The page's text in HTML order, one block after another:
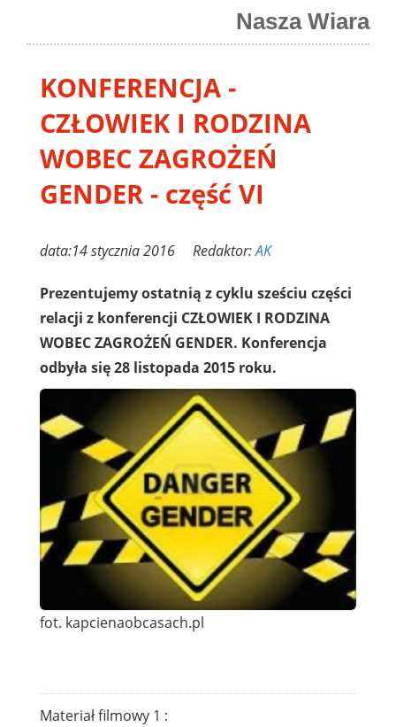
Nasza Wiara
KONFERENCJA -
CZŁOWIEK I RODZINA
WOBEC ZAGROŻEŃ
GENDER - część VI
data:14 stycznia 2016 Redaktor:AK
Prezentujemy ostatnią z cyklu sześciu części
relacji z konferencji CZŁOWIEK I RODZINA
WOBEC ZAGROŻEŃ GENDER. Konferencja
odbyła się 28 listopada 2015 roku.
fot. kapcienaobcasach.pl
Materiał filmowy 1 :